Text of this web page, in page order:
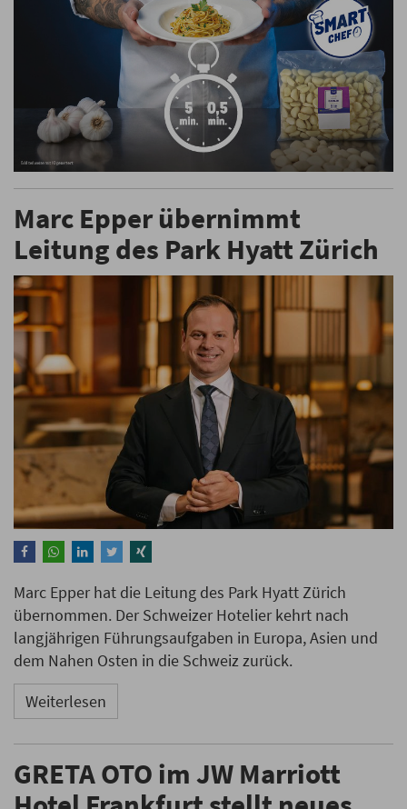
Marc Epper übernimmt
Leitung des Park Hyatt Zürich
Marc Epper hat die Leitung des Park Hyatt Zürich
übernommen. Der Schweizer Hotelier kehrt nach
langjährigen Führungsaufgaben in Europa, Asien und
dem Nahen Osten in die Schweiz zurück.
Weiterlesen
GRETA OTO im JW Marriott